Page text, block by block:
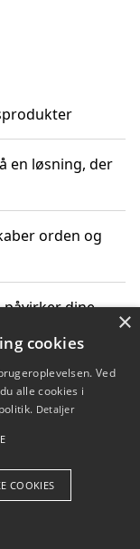
en løsning, der
orden og
dine
hverdag
×
cookies
Ved
alle cookies i
Detaljer
COOKIES